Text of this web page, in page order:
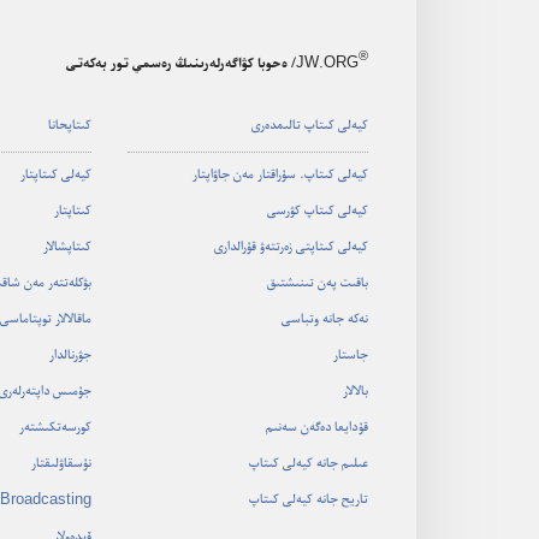
JW.ORG® / ەحوبا كۋاگەرلەرىنىڭ رەسمي تور بەكەتى
كيە‌لى كىتاپ تالىمدە‌رى
كيە‌لى كىتاپ.‏ سۇ‌راقتار مە‌ن جاۋاپتار
كيە‌لى كىتاپ كۋرسى
كيە‌لى كىتاپتى زە‌رتتە‌ۋ قۇ‌رالدارى
باقىت پە‌ن تىنىشتىق
نە‌كە جانە وتباسى
جاستار
بالالار
قۇ‌دايعا دە‌گە‌ن سە‌نىم
عىلىم جانە كيە‌لى كىتاپ
تاريح جانە كيە‌لى كىتاپ
كىتاپحانا
كيە‌لى كىتاپتار
كىتاپتار
كىتاپشالار
بۋكلە‌تتە‌ر مە‌ن
ماقالالار توپتاماسى
جۋرنالدار
جۇ‌مىس داپتە‌رلە‌رى
كورسە‌تكىشتە‌ر
نۇ‌سقاۋلىقتار